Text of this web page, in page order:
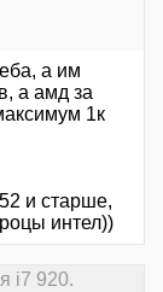
а им
а амд за
1к
и старше,
интел))
i7 920.